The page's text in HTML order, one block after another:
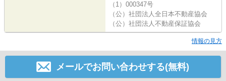
（1）000347号
（公）社団法人全日本不動産協会
（公）社団法人不動産保証協会
情報の見方
メールでお問い合わせする(無料)